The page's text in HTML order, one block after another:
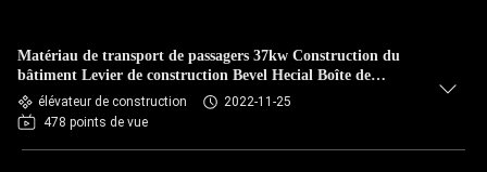
Matériau de transport de passagers 37kw Construction du
bâtiment Levier de construction Bevel Hecial Boîte de
vitesses/Ascenseur de construction pour la construction
élévateur de construction
2022-11-25
478 points de vue